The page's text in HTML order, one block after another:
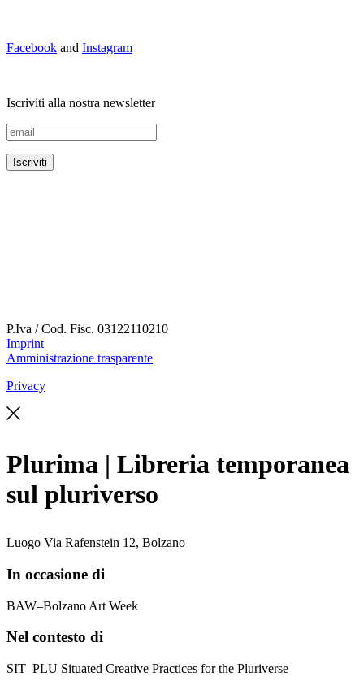
Facebook and Instagram
Iscriviti alla nostra newsletter
P.Iva / Cod. Fisc. 03122110210
Imprint
Amministrazione trasparente
Privacy
Plurima | Libreria temporanea
sul pluriverso
Luogo Via Rafenstein 12, Bolzano
In occasione di
BAW–Bolzano Art Week
Nel contesto di
SIT–PLU Situated Creative Practices for the Pluriverse